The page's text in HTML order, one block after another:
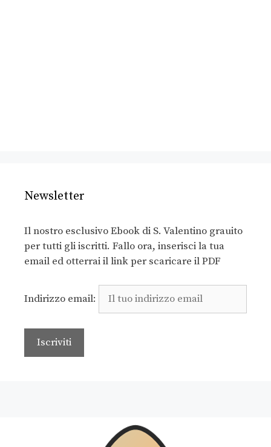
Newsletter
Il nostro esclusivo Ebook di S. Valentino grauito
per tutti gli iscritti. Fallo ora, inserisci la tua
email ed otterrai il link per scaricare il PDF
Indirizzo email: